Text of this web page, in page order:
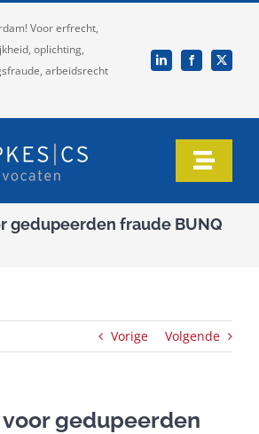
Voor erfrecht,
oplichting,
arbeidsrecht
Toggle
gedupeerden fraude BUNQ
Vorige Volgende
gedupeerden